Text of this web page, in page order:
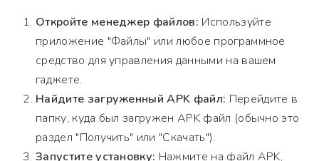
Откройте менеджер файлов: Используйте
приложение "Файлы" или любое программное
средство для управления данными на вашем
гаджете.
Найдите загруженный APK файл: Перейдите в
папку, куда был загружен APK файл (обычно это
раздел "Получить" или "Скачать").
Запустите установку: Нажмите на файл APK,